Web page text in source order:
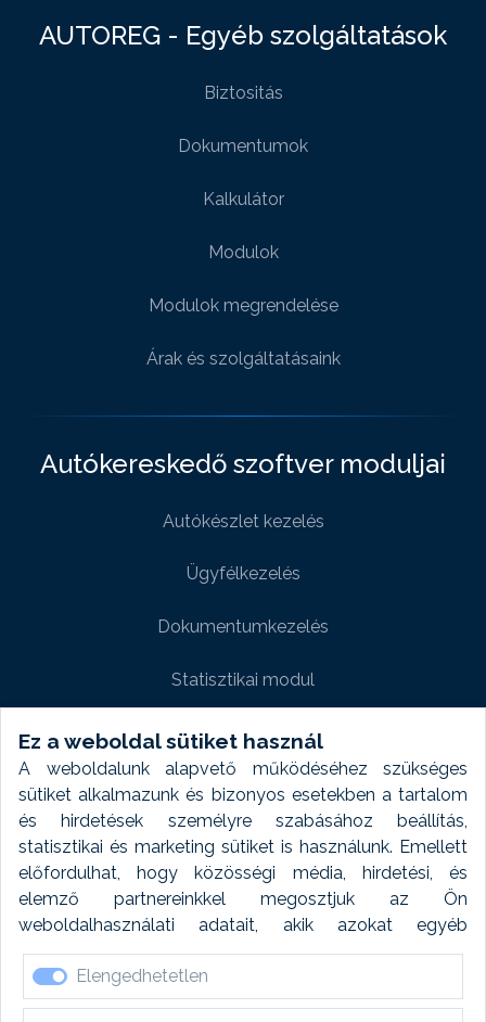
Ez a weboldal sütiket használ
A weboldalunk alapvető működéséhez szükséges
sütiket alkalmazunk és bizonyos esetekben a tartalom
és hirdetések személyre szabásához beállítás,
statisztikai és marketing sütiket is használunk. Emellett
előfordulhat, hogy közösségi média, hirdetési, és
elemző partnereinkkel megosztjuk az Ön
weboldalhasználati adatait, akik azokat egyéb
forrásokból gyűjtött adatokkal kombinálhatják. A sütik
elfogadásával kapcsolatosan naplózást végzünk és
ezen adatokat 6 hónap után automatikusan töröljük. A
Elengedhetetlen
AUTOREG - Egyéb szolgáltatások
Biztositás
Dokumentumok
Kalkulátor
Modulok
Modulok megrendelése
Árak és szolgáltatásaink
Autókereskedő szoftver moduljai
Autókészlet kezelés
Ügyfélkezelés
Dokumentumkezelés
Statisztikai modul
Weboldal modul
Fényképtár extra modul
Autómosó modul
Feladatütemezés